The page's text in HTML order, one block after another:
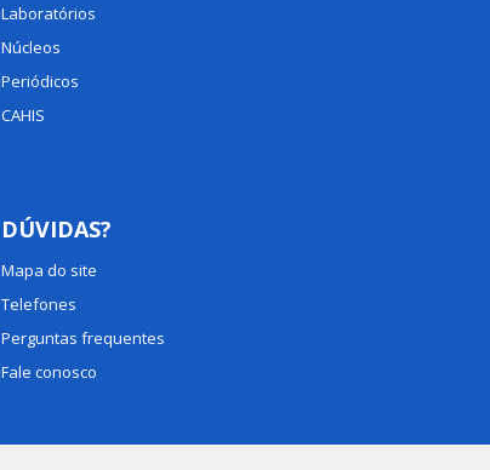
Laboratórios
Núcleos
Periódicos
CAHIS
DÚVIDAS?
Mapa do site
Telefones
Perguntas frequentes
Fale conosco